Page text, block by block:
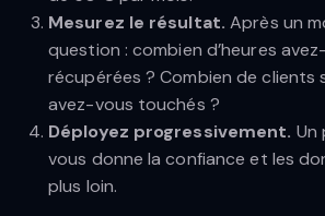
Mesurez le résultat. Après un
question : combien d’heures
récupérées ? Combien de clients
avez-vous touchés ?
Déployez progressivement. Un
vous donne la confiance et les
plus loin.